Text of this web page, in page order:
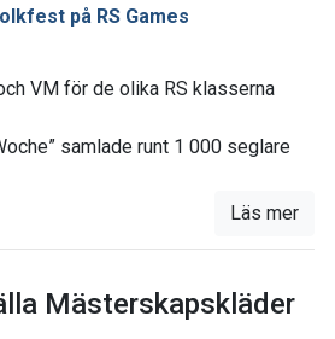
på RS Games
VM för de olika RS klasserna
samlade runt 1 000 seglare
Läs mer
Mästerskapskläder